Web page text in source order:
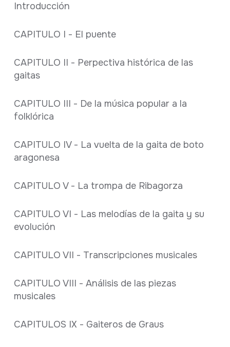
Introducción
CAPITULO I - El puente
CAPITULO II - Perpectiva histórica de las
gaitas
CAPITULO III - De la música popular a la
folklórica
CAPITULO IV - La vuelta de la gaita de boto
aragonesa
CAPITULO V - La trompa de Ribagorza
CAPITULO VI - Las melodías de la gaita y su
evolución
CAPITULO VII - Transcripciones musicales
CAPITULO VIII - Análisis de las piezas
musicales
CAPITULOS IX - Gaiteros de Graus